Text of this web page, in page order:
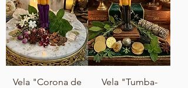
Vela "Corona de
Vela "Tumba-